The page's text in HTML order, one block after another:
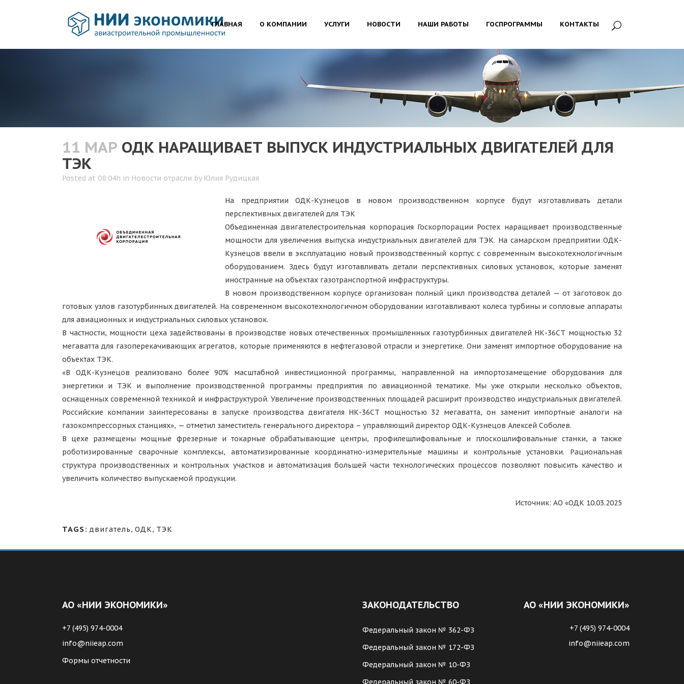
ГЛАВНАЯ О КОМПАНИИ УСЛУГИ НОВОСТИ НАШИ РАБОТЫ ГОСПРОГРАММЫ КОНТАКТЫ
11 МАР ОДК НАРАЩИВАЕТ ВЫПУСК ИНДУСТРИАЛЬНЫХ ДВИГАТЕЛЕЙ ДЛЯ
ТЭК
Posted at 08:04h in Новости отрасли by Юлия Рудицкая
На предприятии ОДК-Кузнецов в новом производственном корпусе будут изготавливать детали
перспективных двигателей для ТЭК
Объединенная двигателестроительная корпорация Госкорпорации Ростех наращивает производственные
мощности для увеличения выпуска индустриальных двигателей для ТЭК. На самарском предприятии ОДК-
Кузнецов ввели в эксплуатацию новый производственный корпус с современным высокотехнологичным
оборудованием. Здесь будут изготавливать детали перспективных силовых установок, которые заменят
иностранные на объектах газотранспортной инфраструктуры.
В новом производственном корпусе организован полный цикл производства деталей — от заготовок до
готовых узлов газотурбинных двигателей. На современном высокотехнологичном оборудовании изготавливают колеса турбины и сопловые аппараты
для авиационных и индустриальных силовых установок.
В частности, мощности цеха задействованы в производстве новых отечественных промышленных газотурбинных двигателей НК-36СТ мощностью 32
мегаватта для газоперекачивающих агрегатов, которые применяются в нефтегазовой отрасли и энергетике. Они заменят импортное оборудование на
объектах ТЭК.
«В ОДК-Кузнецов реализовано более 90% масштабной инвестиционной программы, направленной на импортозамещение оборудования для
энергетики и ТЭК и выполнение производственной программы предприятия по авиационной тематике. Мы уже открыли несколько объектов,
оснащенных современной техникой и инфраструктурой. Увеличение производственных площадей расширит производство индустриальных двигателей.
Российские компании заинтересованы в запуске производства двигателя НК-36СТ мощностью 32 мегаватта, он заменит импортные аналоги на
газокомпрессорных станциях», — отметил заместитель генерального директора – управляющий директор ОДК-Кузнецов Алексей Соболев.
В цехе размещены мощные фрезерные и токарные обрабатывающие центры, профилешлифовальные и плоскошлифовальные станки, а также
роботизированные сварочные комплексы, автоматизированные координатно-измерительные машины и контрольные установки. Рациональная
структура производственных и контрольных участков и автоматизация большей части технологических процессов позволяют повысить качество и
увеличить количество выпускаемой продукции.
Источник: АО «ОДК 10.03.2025
TAGS: двигатель, ОДК, ТЭК
АО «НИИ ЭКОНОМИКИ»
+7 (495) 974-0004
info@niieap.com
Формы отчетности
ЗАКОНОДАТЕЛЬСТВО
Федеральный закон № 362-ФЗ
Федеральный закон № 172-ФЗ
Федеральный закон № 10-ФЗ
Федеральный закон № 60-ФЗ
АО «НИИ ЭКОНОМИКИ»
+7 (495) 974-0004
info@niieap.com